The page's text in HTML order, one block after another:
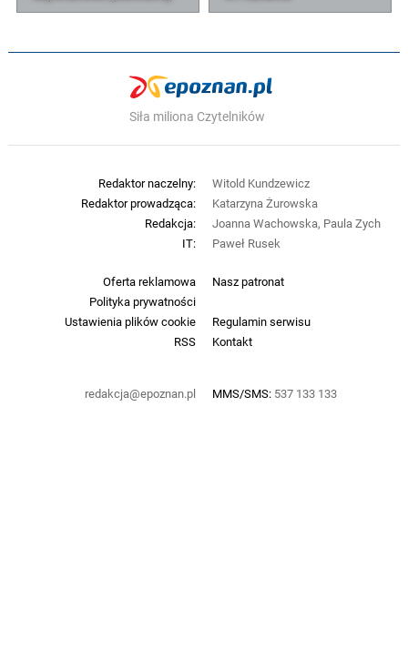
Siła miliona Czytelników
Oferta reklamowa
Nasz patronat
Polityka prywatności
Ustawienia plików cookie
Regulamin serwisu
RSS
Kontakt
redakcja@epoznan.pl MMS/SMS: 537 133 133
Redaktor naczelny:
Witold Kundzewicz
Redaktor prowadząca:
Katarzyna Żurowska
Redakcja:
Joanna Wachowska, Paula Zych
IT:
Paweł Rusek